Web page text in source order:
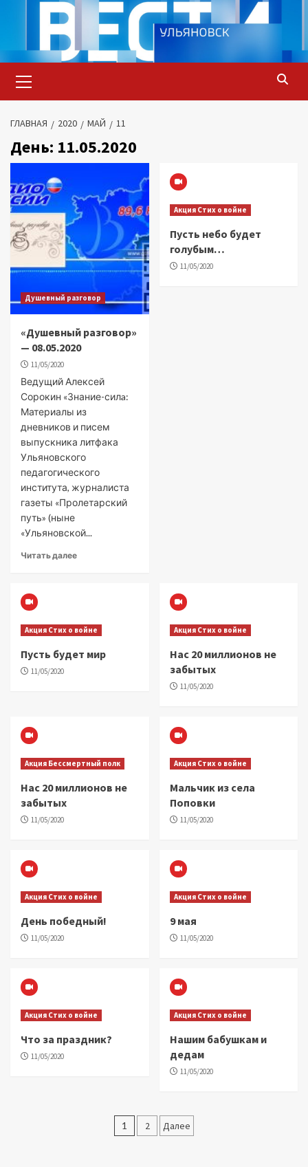
содержимому
меню
ГЛАВНАЯ 2020 МАЙ 11
День: 11.05.2020
Душевный разговор
«Душевный разговор»
— 08.05.2020
11/05/2020
Ведущий Алексей
Сорокин «Знание-силa:
Материалы из
дневников и писем
выпускника литфака
Ульяновского
педагогического
института, журналиста
газеты «Пролетарский
путь» (ныне
«Ульяновской...
Читать далее
Акция Стих о войне
Пусть небо будет
голубым…
11/05/2020
Акция Стих о войне
Пусть будет мир
11/05/2020
Акция Стих о войне
Нас 20 миллионов не
забытых
11/05/2020
Акция Бессмертный полк
Нас 20 миллионов не
забытых
11/05/2020
Акция Стих о войне
Мальчик из села
Поповки
11/05/2020
Акция Стих о войне
День победный!
11/05/2020
Акция Стих о войне
9 мая
11/05/2020
Акция Стих о войне
Что за праздник?
11/05/2020
Акция Стих о войне
Нашим бабушкам и
дедам
11/05/2020
Пагинация
1 2 Далее